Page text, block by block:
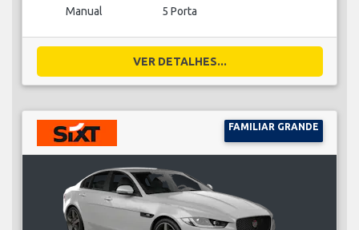
Manual 5 Porta
VER DETALHES...
FAMILIAR GRANDE